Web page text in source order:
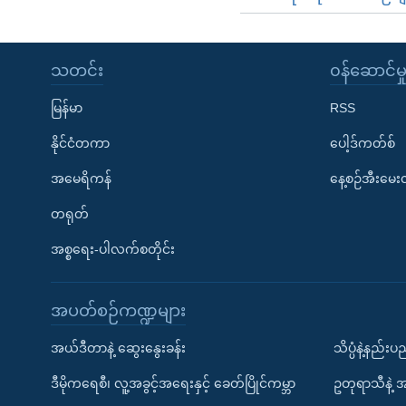
သတင်း
မြန်မာ
နိုင်ငံတကာ
အမေရိကန်
တရုတ်
အစ္စရေး-ပါလက်စတိုင်း
၀န်ဆောင်မှု
RSS
ပေါ့ဒ်ကတ်စ်
နေ့စဉ်အီးမ
အပတ်စဉ်ကဏ္ဍများ
အယ်ဒီတာနဲ့ ဆွေးနွေးခန်း
ဒီမိုကရေစီ၊ လူ့အခွင့်အရေးနှင့် ခေတ်ပြိုင်ကမ္ဘာ
သိပ္ပံနဲ့နည်းပ
ဥတုရာသီနဲ့ အ